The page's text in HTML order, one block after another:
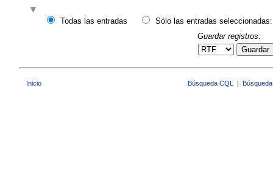
Todas las entradas
Sólo las entradas seleccionadas:
Guardar registros:
Guardar
Inicio Búsqueda CQL